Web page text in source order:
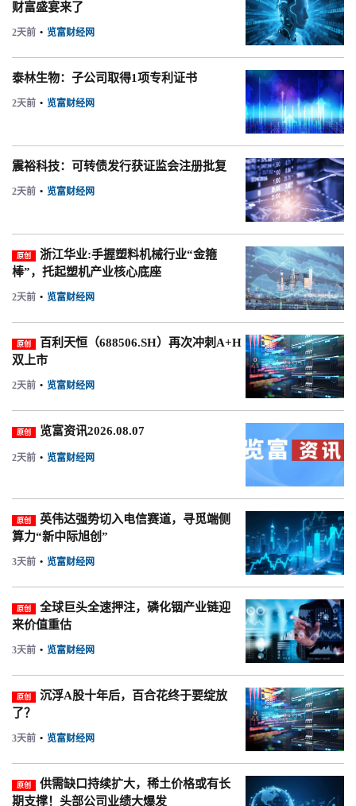
财富盛宴来了
2天前 • 览富财经网
泰林生物：子公司取得1项专利证书
2天前 • 览富财经网
震裕科技：可转债发行获证监会注册批复
2天前 • 览富财经网
原创
浙江华业:手握塑料机械行业“金箍
棒”，托起塑机产业核心底座
2天前 • 览富财经网
原创
百利天恒（688506.SH）再次冲刺A+H
双上市
2天前 • 览富财经网
原创 览富资讯2026.08.07
2天前 • 览富财经网
原创
英伟达强势切入电信赛道，寻觅端侧
算力“新中际旭创”
3天前 • 览富财经网
原创
全球巨头全速押注，磷化铟产业链迎
来价值重估
3天前 • 览富财经网
原创
沉浮A股十年后，百合花终于要绽放
了？
3天前 • 览富财经网
原创
供需缺口持续扩大，稀土价格或有长
期支撑！头部公司业绩大爆发